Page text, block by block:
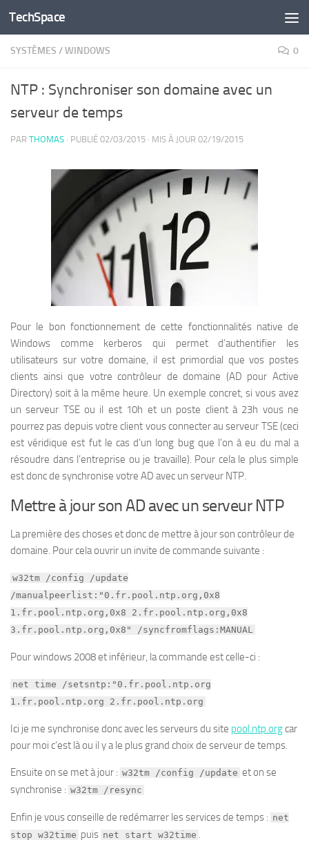
Skip to content
TechSpace
SYSTÈMES /WINDOWS 0
NTP : Synchroniser son domaine avec un
serveur de temps
PAR THOMAS · PUBLIÉ 02/03/2015 · MIS À JOUR 02/19/2015
Pour le bon fonctionnement de cette fonctionnalités native de
Windows comme kerberos qui permet d’authentifier les
utilisateurs sur votre domaine, il est primordial que vos postes
clients ainsi que votre contrôleur de domaine (AD pour Active
Directory) soit à la même heure. Un exemple concret, si vous avez
un serveur TSE ou il est 10h et un poste client à 23h vous ne
pourrez pas depuis votre client vous connecter au serveur TSE (ceci
est véridique est fut le cas d’un long bug que l’on à eu du mal a
résoudre dans l’entreprise ou je travaille). Pour cela le plus simple
est donc de synchronise votre AD avec un serveur NTP.
Mettre à jour son AD avec un serveur NTP
La première des choses et donc de mettre à jour son contrôleur de
domaine. Pour cela ouvrir un invite de commande suivante :
w32tm /config /update
/manualpeerlist:"0.fr.pool.ntp.org,0x8
1.fr.pool.ntp.org,0x8 2.fr.pool.ntp.org,0x8
3.fr.pool.ntp.org,0x8" /syncfromflags:MANUAL
Pour windows 2008 et inférieur, la commande est celle-ci :
net time /setsntp:"0.fr.pool.ntp.org
1.fr.pool.ntp.org 2.fr.pool.ntp.org
Ici je me synchronise donc avec les serveurs du site pool.ntp.orgcar
pour moi c’est là ou il y a le plus grand choix de serveur de temps.
Ensuite on se met à jour : w32tm /config /update et on se
synchronise : w32tm /resync
Enfin je vous conseille de redémarrer les services de temps : net
stop w32time puis net start w32time .